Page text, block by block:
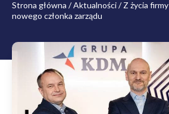
Strona główna /Aktualności/Z życia firmy
nowego członka zarządu